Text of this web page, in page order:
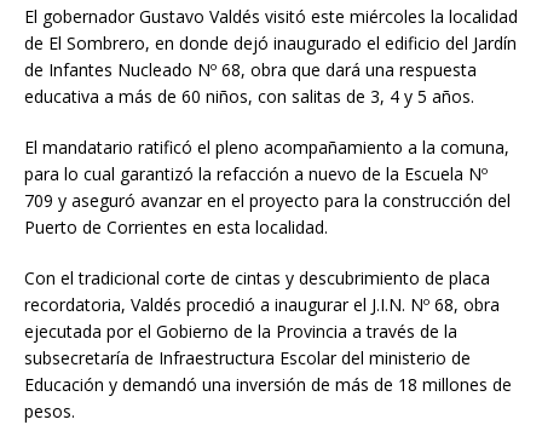
El gobernador Gustavo Valdés visitó este miércoles la localidad
de El Sombrero, en donde dejó inaugurado el edificio del Jardín
de Infantes Nucleado Nº 68, obra que dará una respuesta
educativa a más de 60 niños, con salitas de 3, 4 y 5 años.
El mandatario ratificó el pleno acompañamiento a la comuna,
para lo cual garantizó la refacción a nuevo de la Escuela Nº
709 y aseguró avanzar en el proyecto para la construcción del
Puerto de Corrientes en esta localidad.
Con el tradicional corte de cintas y descubrimiento de placa
recordatoria, Valdés procedió a inaugurar el J.I.N. Nº 68, obra
ejecutada por el Gobierno de la Provincia a través de la
subsecretaría de Infraestructura Escolar del ministerio de
Educación y demandó una inversión de más de 18 millones de
pesos.